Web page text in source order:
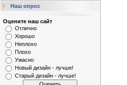
Наш опрос
Оцените наш сайт
Отлично
Хорошо
Неплохо
Плохо
Ужасно
Новый дизайн - лучше!
Старый дизайн - лучше!